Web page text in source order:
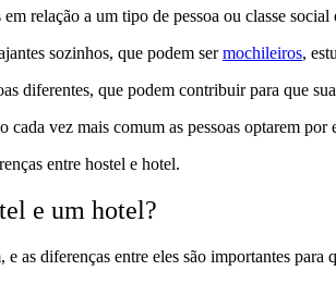
relação a um tipo de pessoa ou classe
sozinhos, que podem sermochileiros,
diferentes, que podem contribuir para que
cada vez mais comum as pessoas optarem
entre hostel e hotel.
e um hotel?
e as diferenças entre eles são importantes